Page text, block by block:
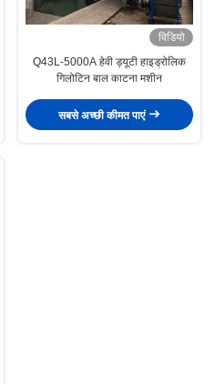
विडियो
Q43L-5000A हेवी ड्यूटी हाइड्रोलिक
गिलोटिन बाल काटना मशीन
सबसे अच्छी कीमत पाएं